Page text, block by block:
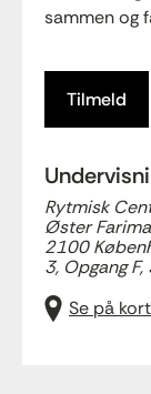
sammen og
Tilmeld
Rytmisk
Øster
2100
3, Opgang F,
Se på kort